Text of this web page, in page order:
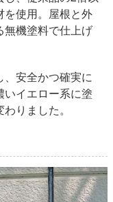
を使用。屋根と外
無機塗料で仕上げ
安全かつ確実に
イエロー系に塗
りました。